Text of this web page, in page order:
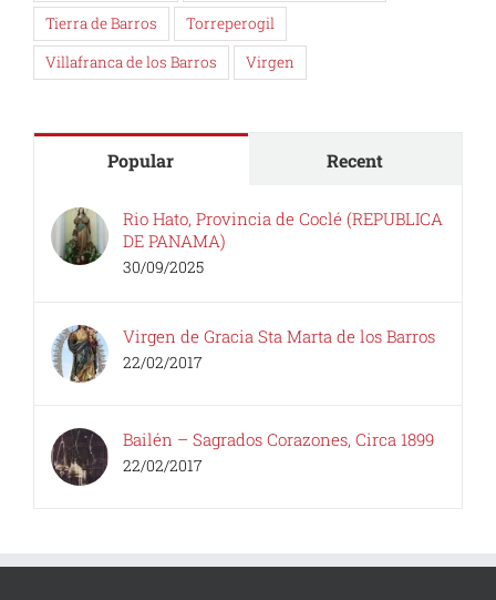
Tierra de Barros
Torreperogil
Villafranca de los Barros
Virgen
Popular Recent
Rio Hato, Provincia de Coclé (REPUBLICA
DE PANAMA)
30/09/2025
Virgen de Gracia Sta Marta de los Barros
22/02/2017
Bailén – Sagrados Corazones, Circa 1899
22/02/2017